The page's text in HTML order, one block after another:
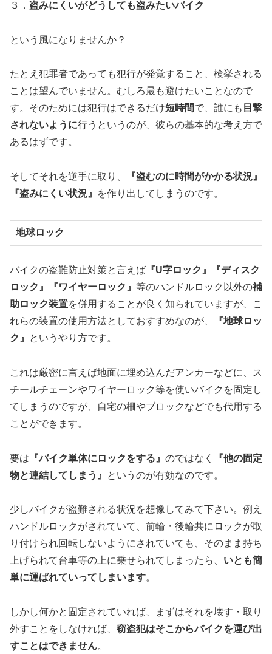
３． 盗みにくいがどうしても盗みたいバイク
という風になりませんか？
たとえ犯罪者であっても犯行が発覚すること、検挙される
ことは望んでいません。むしろ最も避けたいことなので
す。そのためには犯行はできるだけ短時間で、誰にも 目撃
されないように行うというのが、彼らの基本的な考え方で
あるはずです。
そしてそれを逆手に取り、
『盗むのに時間がかかる状況』
『盗みにくい状況』
を作り出してしまうのです。
地球ロック
バイクの盗難防止対策と言えば 『U字ロック』『ディスク
ロック』『ワイヤーロック』 等のハンドルロック以外の補
助ロック装置を併用することが良く知られていますが、こ
れらの装置の使用方法としておすすめなのが、
『地球ロッ
ク』
というやり方です。
これは厳密に言えば地面に埋め込んだアンカーなどに、ス
チールチェーンやワイヤーロック等を使いバイクを固定し
てしまうのですが、自宅の柵やブロックなどでも代用する
ことができます。
要は 『バイク単体にロックをする』 のではなく
『他の固定
物と連結してしまう』
というのが有効なのです。
少しバイクが盗難される状況を想像してみて下さい。例え
ハンドルロックがされていて、前輪・後輪共にロックが取
り付けられ回転しないようにされていても、そのまま持ち
上げられて台車等の上に乗せられてしまったら、 いとも簡
単に運ばれていってしまいます。
しかし何かと固定されていれば、まずはそれを壊す・取り
外すことをしなければ、 窃盗犯はそこからバイクを運び出
すことはできません。